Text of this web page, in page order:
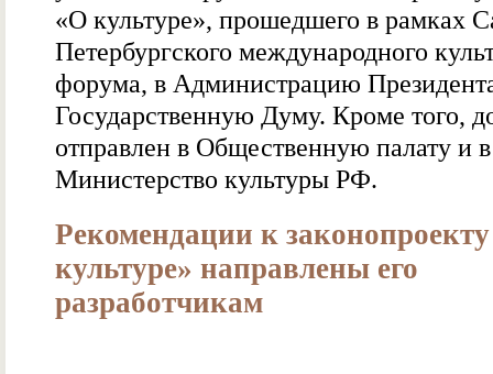
«О культуре», прошедшего в рамках
Петербургского международного
форума, в Администрацию
Государственную Думу. Кроме того,
отправлен в Общественную палату и в
Министерство культуры РФ.
Рекомендации к
культуре» направлены его
разработчикам